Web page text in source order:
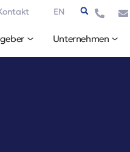
EN
Unternehmen